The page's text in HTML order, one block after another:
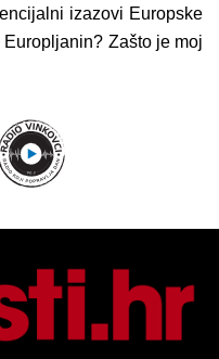
izazovi Europske
Zašto je moj